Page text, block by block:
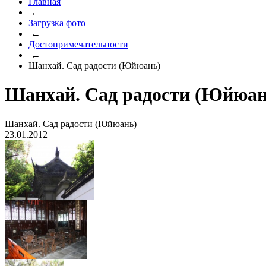
←
Загрузка фото
←
Достопримечательности
←
Шанхай. Сад радости (Юйюань)
Шанхай. Сад радости
Шанхай. Сад радости (Юйюань)
23.01.2012